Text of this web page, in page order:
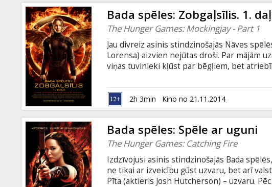
Bada spēles: Zobgaļsīlis. 1.
The Hunger Games: Mockingjay - Part 1
Jau divreiz asinis stindzinošajās Nāves
Lorensa) aizvien nejūtas droši. Par mājām
viņas tuvinieki kļūst par bēgļiem, bet
Nemierus rada arī pēc traģiskajām 74.
Pits (aktieris Džošs Hačersons). Ciešanu
2h 3min Kino no 21.11.2014
Bada spēles: Spēle ar uguni
The Hunger Games: Catching Fire
Izdzīvojusi asinis stindzinošajās Bada
ne tikai ar izveicību gūst uzvaru, bet arī
Pīta (aktieris Josh Hutcherson) – uzvaru.